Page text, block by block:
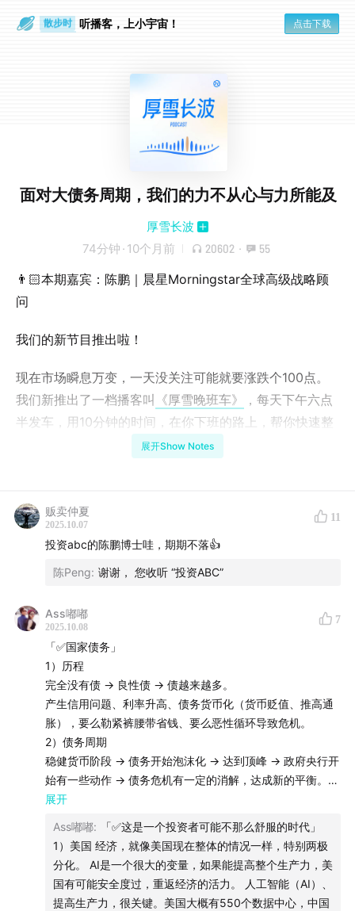
通勤路上 听播客，上小宇宙！ 点击下载
面对大债务周期，我们的力不从心与力所能及
厚雪长波
74分钟 · 10个月前 20602 · 55
👨🏻本期嘉宾：陈鹏｜晨星Morningstar全球高级战略顾
问
我们的新节目推出啦！
现在市场瞬息万变，一天没关注可能就要涨跌个100点。
我们新推出了一档播客叫 《厚雪晚班车》
，每天下午六点
半发车，用10分钟的时间，在你下班的路上，帮你快速整
理当天的市场行情以及背后的归因，另外再和你分享一些
～
单集介绍
观点：无论是国家、企业还是个人，长期的繁荣与危机，
往往不是偶然事件，而是周期规律的结果。几年之后，他
又在《国家为什么会破产？》一书中进一步将视角聚焦到
“债务周期”上：当一个国家从零债务走向过度借贷，再到
债务货币化与信用丧失，最终的危机便是难以避免的结
果。这种逻辑，既冷酷，也残忍。
在本期《厚雪长波》中，我们邀请到晨星Morningstar全
球高级战略顾问陈鹏博士，与我们一起讨论“周期的宿
命”。对话从达利欧的债务理论展开，追溯债务的五个阶段
——从稳健、膨胀、泡沫，到顶点、危机、重建。陈鹏博
士提醒我们，国家与个人的轨迹何其相似：年轻时量入为
出，发展中借贷扩张，而当负债过度时，要么勒紧裤腰带
偿还，要么陷入恶性循环，最终破产重组。债务，从来不
展开Show Notes
贩卖仲夏
2025.10.07
11
投资abc的陈鹏博士哇，期期不落👍
陈Peng: 谢谢， 您收听 “投资ABC”
Ass嘟嘟
2025.10.08
7
「✅国家债务」
1）历程
完全没有债 → 良性债 → 债越来越多。
产生信用问题、利率升高、债务货币化（货币贬值、推高通
胀），要么勒紧裤腰带省钱、要么恶性循环导致危机。
2）债务周期
稳健货币阶段 → 债务开始泡沫化 → 达到顶峰 → 政府央行开
始有一些动作 → 债务危机有一定的消解，达成新的平衡。
3）美国百年债务轨迹
每次小周期积累的旧危机，长久起来变成大周期，80年±25
年。
「✅“国债钟”」
展开
Ass嘟嘟:
「✅这是一个投资者可能不那么舒服的时代」
1）美国 经济，就像美国现在整体的情况一样，特别两极
分化。 AI是一个很大的变量，如果能提高整个生产力，美
国有可能安全度过，重返经济的活力。 人工智能（AI）、
提高生产力，很关键。美国大概有550个数据中心，中国